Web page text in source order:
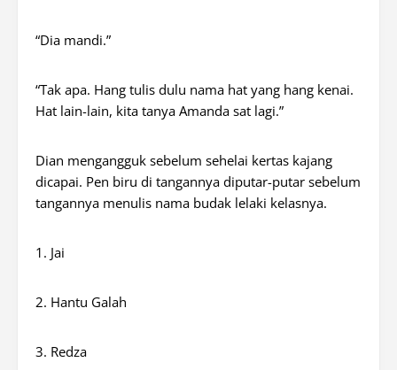
“Dia mandi.”
“Tak apa. Hang tulis dulu nama hat yang hang kenai.
Hat lain-lain, kita tanya Amanda sat lagi.”
Dian mengangguk sebelum sehelai kertas kajang
dicapai. Pen biru di tangannya diputar-putar sebelum
tangannya menulis nama budak lelaki kelasnya.
1. Jai
2. Hantu Galah
3. Redza